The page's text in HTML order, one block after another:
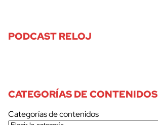
PODCAST RELOJ
CATEGORÍAS DE CONTENIDOS
Categorías de contenidos